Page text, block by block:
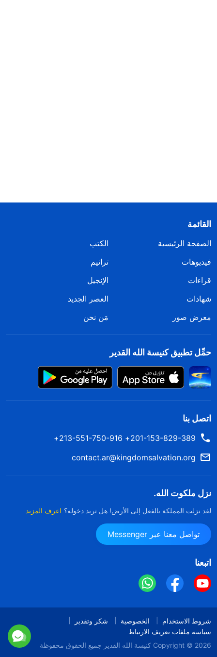
القائمة
الصفحة الرئيسية
الكتب
فيديوهات
ترانيم
قراءات
الإنجيل
شهادات
العصر الجديد
معرض صور
مَن نحن
حمِّل تطبيق كنيسة الله القدير
اتصل بنا
201-153-829-389+ 213-551-750-916+
contact.ar@kingdomsalvation.org
نزل ملكوت الله.
لقد نزلت المملكة بالفعل إلى الأرض! هل تريد دخوله؟ اعرف المزيد
تواصل معنا عبر Messenger
اتبعنا
شروط الاستخدام الخصوصية
شكر وتقدير
سياسة ملفات تعريف الارتباط
Copyright © 2026 كنيسة الله القدير جميع الحقوق محفوظة